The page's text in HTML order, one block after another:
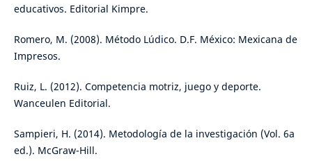
educativos. Editorial Kimpre.
Romero, M. (2008). Método Lúdico. D.F. México: Mexicana de
Impresos.
Ruiz, L. (2012). Competencia motriz, juego y deporte.
Wanceulen Editorial.
Sampieri, H. (2014). Metodología de la investigación (Vol. 6a
ed.). McGraw-Hill.